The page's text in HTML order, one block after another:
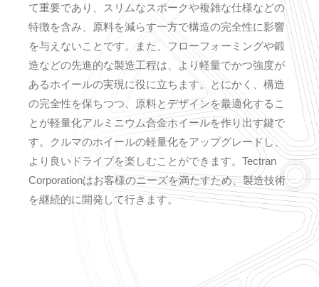
て重要であり、スリムなスポークや複雑な仕様などの
特徴を含み、原料を減らす一方で構造の完全性に影響
を与えないことです。また、フローフォーミングや鍛
造などの先進的な製造工程は、より軽量でかつ強度が
あるホイールの実現に役に立ちます。とにかく、構造
の完全性を保ちつつ、原料とデザインを最適化するこ
とが軽量化アルミニウム合金ホイールを作り出す鍵で
す。クルマのホイールの軽量化をアップグレードし、
より良いドライブを楽しむことができます。Tectran
Corporationはお客様のニーズを満たすため、製造技術
を継続的に開発して行きます。